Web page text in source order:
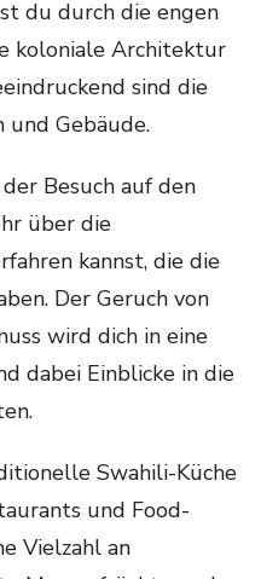
du durch die engen
koloniale Architektur
sind die
Gebäude.
Besuch auf den
über die
kannst, die die
Der Geruch von
wird dich in eine
dabei Einblicke in die
Swahili-Küche
und Food-
Vielzahl an